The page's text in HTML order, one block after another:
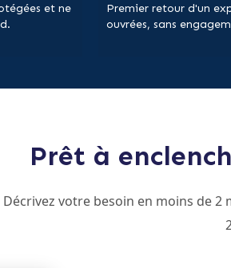
et ne
Premier retour d'un
ouvrées, sans
Prêt à
Décrivez votre besoin en moins de